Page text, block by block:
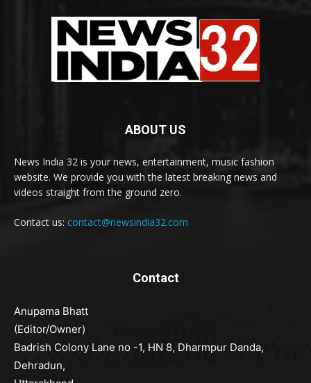
ABOUT US
News India 32 is your news, entertainment, music fashion
website. We provide you with the latest breaking news and
videos straight from the ground zero.
Contact us: contact@newsindia32.com
Contact
Anupama Bhatt
(Editor/Owner)
Badrish Colony Lane no -1, HN 8, Dharmpur Danda,
Dehradun,